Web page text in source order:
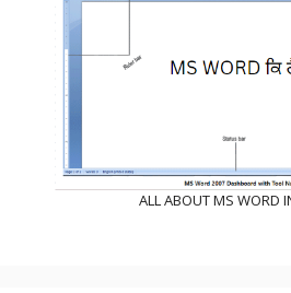
ALL ABOUT MS WORD